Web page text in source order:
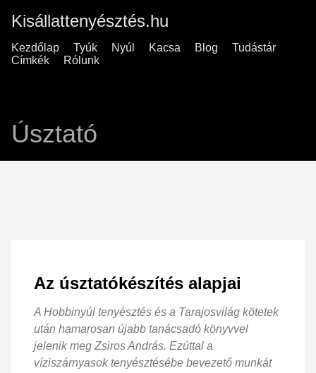
Kisállattenyésztés.hu
Kezdőlap Tyúk Nyúl Kacsa Blog
Tudástár
Címkék
Rólunk
Úsztató
Az úsztatókészítés alapjai
A Hobbinyúl tenyésztés és a Tarajosvilág kötetek
után hamarosan újabb tanácsadó könyvvel
jelenik meg Zsiros András. Ezúttal a
víziszárnyasok tenyésztésébe bevezető munkát